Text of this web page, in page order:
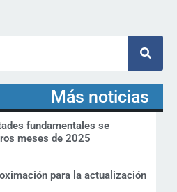
Más noticias
fundamentales se
meses de 2025
para la actualización